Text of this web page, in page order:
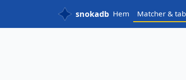
snokadb Hem Matcher &